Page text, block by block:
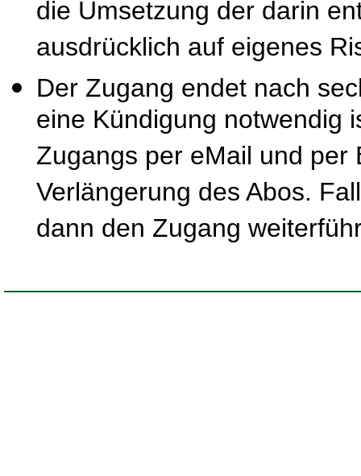
die Umsetzung der darin
ausdrücklich auf eigenes
Der Zugang endet nach
eine Kündigung notwendig
Zugangs per eMail und per
Verlängerung des Abos.
dann den Zugang